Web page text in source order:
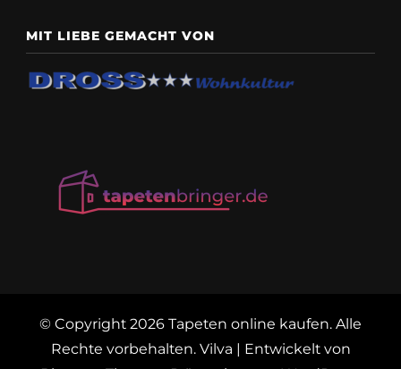
MIT LIEBE GEMACHT VON
© Copyright 2026 Tapeten online kaufen. Alle
Rechte vorbehalten.Vilva | Entwickelt von